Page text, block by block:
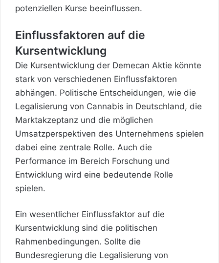
potenziellen Kurse beeinflussen.
Einflussfaktoren auf die
Kursentwicklung
Die Kursentwicklung der Demecan Aktie könnte
stark von verschiedenen Einflussfaktoren
abhängen. Politische Entscheidungen, wie die
Legalisierung von Cannabis in Deutschland, die
Marktakzeptanz und die möglichen
Umsatzperspektiven des Unternehmens spielen
dabei eine zentrale Rolle. Auch die
Performance im Bereich Forschung und
Entwicklung wird eine bedeutende Rolle
spielen.
Ein wesentlicher Einflussfaktor auf die
Kursentwicklung sind die politischen
Rahmenbedingungen. Sollte die
Bundesregierung die Legalisierung von